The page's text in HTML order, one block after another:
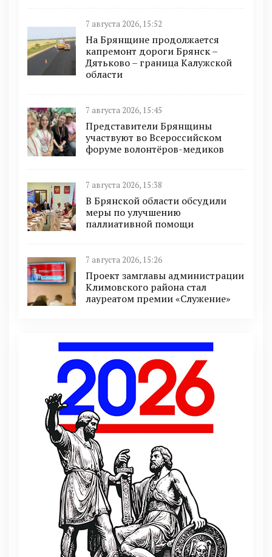
7 августа 2026, 15:52
На Брянщине продолжается
капремонт дороги Брянск –
Дятьково – граница Калужской
области
7 августа 2026, 15:45
Представители Брянщины
участвуют во Всероссийском
форуме волонтёров-медиков
7 августа 2026, 15:38
В Брянской области обсудили
меры по улучшению
паллиативной помощи
7 августа 2026, 15:26
Проект замглавы администрации
Климовского района стал
лауреатом премии «Служение»